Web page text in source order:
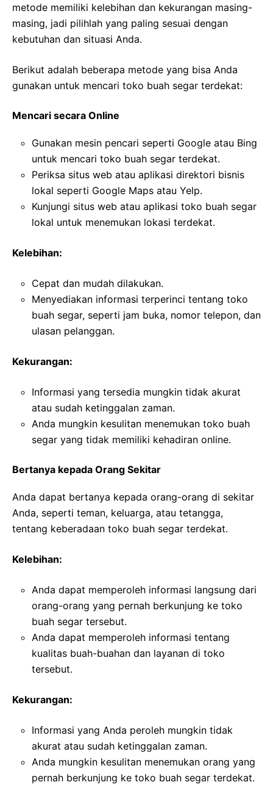
metode memiliki kelebihan dan kekurangan masing-
masing, jadi pilihlah yang paling sesuai dengan
kebutuhan dan situasi Anda.
Berikut adalah beberapa metode yang bisa Anda
gunakan untuk mencari toko buah segar terdekat:
Mencari secara Online
Gunakan mesin pencari seperti Google atau Bing
untuk mencari toko buah segar terdekat.
Periksa situs web atau aplikasi direktori bisnis
lokal seperti Google Maps atau Yelp.
Kunjungi situs web atau aplikasi toko buah segar
lokal untuk menemukan lokasi terdekat.
Kelebihan:
Cepat dan mudah dilakukan.
Menyediakan informasi terperinci tentang toko
buah segar, seperti jam buka, nomor telepon, dan
ulasan pelanggan.
Kekurangan:
Informasi yang tersedia mungkin tidak akurat
atau sudah ketinggalan zaman.
Anda mungkin kesulitan menemukan toko buah
segar yang tidak memiliki kehadiran online.
Bertanya kepada Orang Sekitar
Anda dapat bertanya kepada orang-orang di sekitar
Anda, seperti teman, keluarga, atau tetangga,
tentang keberadaan toko buah segar terdekat.
Kelebihan:
Anda dapat memperoleh informasi langsung dari
orang-orang yang pernah berkunjung ke toko
buah segar tersebut.
Anda dapat memperoleh informasi tentang
kualitas buah-buahan dan layanan di toko
tersebut.
Kekurangan:
Informasi yang Anda peroleh mungkin tidak
akurat atau sudah ketinggalan zaman.
Anda mungkin kesulitan menemukan orang yang
pernah berkunjung ke toko buah segar terdekat.